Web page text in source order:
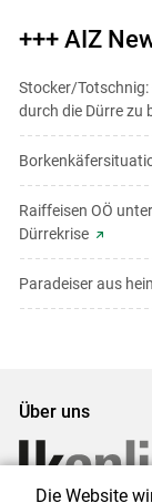
+++ AIZ
Stocker/
durch die Dürre zu
Raiffeisen OÖ
Dürrekrise
Paradeiser aus
Über uns
Die Website